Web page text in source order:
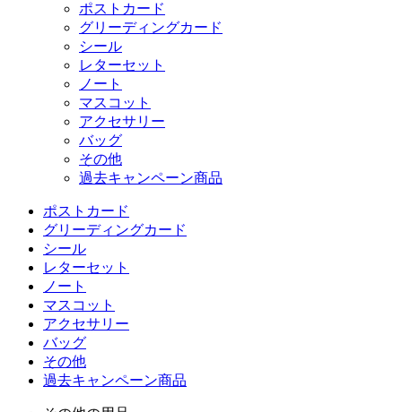
ポストカード
グリーディングカード
シール
レターセット
ノート
マスコット
アクセサリー
バッグ
その他
過去キャンペーン商品
ポストカード
グリーディングカード
シール
レターセット
ノート
マスコット
アクセサリー
バッグ
その他
過去キャンペーン商品